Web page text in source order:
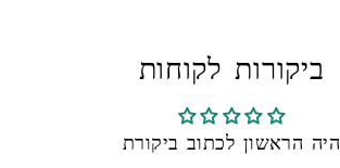
ביקורות לקוחות
היה הראשון לכתוב ביקורת